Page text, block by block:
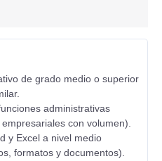
de grado medio o superior
administrativas
con volumen).
y Excel a nivel medio
formatos y documentos).